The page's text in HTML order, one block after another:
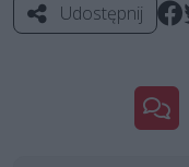
Udostępnij